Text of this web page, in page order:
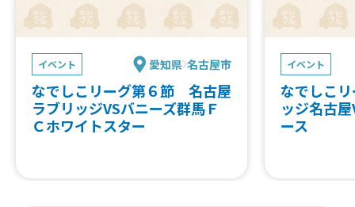
イベント 愛知県 名古屋市
なでしこリーグ第６節 名古屋
ラブリッジVSバニーズ群馬Ｆ
Ｃホワイトスター
イベント
なでしこ
ッジ名古
ース